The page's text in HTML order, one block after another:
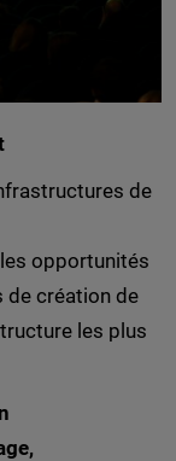
de
opportunités
de création de
les plus